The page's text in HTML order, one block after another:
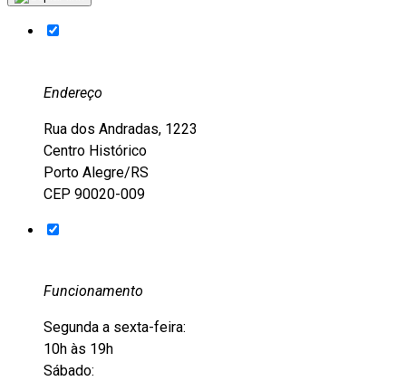
Endereço
Rua dos Andradas, 1223
Centro Histórico
Porto Alegre/RS
CEP 90020-009
Funcionamento
Segunda a sexta-feira:
10h às 19h
Sábado: